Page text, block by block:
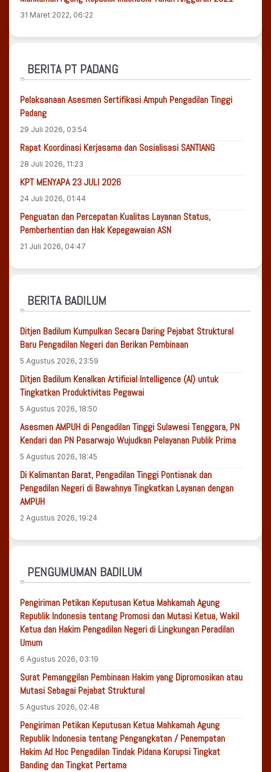
31 Maret 2022, 06:22
BERITA PT PADANG
Pelaksanaan Asesmen Sertifikasi Ampuh Pengadilan Tinggi
Padang
29 Juli 2026, 03:54
Rapat Koordinasi Kerjasama dan Sosialisasi SANTIANG
28 Juli 2026, 11:23
KPT MENYAPA 23 JULI 2026
24 Juli 2026, 01:44
Penguatan dan Percepatan Kualitas Layanan Status,
Pemberhentian dan Hak Kepegawaian ASN
21 Juli 2026, 04:47
BERITA BADILUM
Ditjen Badilum Kumpulkan Secara Daring Pejabat Struktural
Baru Pengadilan Negeri dan Berikan Pembinaan
5 Agustus 2026, 23:59
Ditjen Badilum Kenalkan Artificial Intelligence (AI) untuk
Tingkatkan Produktivitas Pegawai
5 Agustus 2026, 18:50
Asesmen AMPUH di Pengadilan Tinggi Sulawesi Tenggara, PN
Kendari dan PN Pasarwajo Wujudkan Pelayanan Publik Prima
5 Agustus 2026, 18:45
Di Kalimantan Barat, Pengadilan Tinggi Pontianak dan
Pengadilan Negeri di Bawahnya Tingkatkan Layanan dengan
AMPUH
2 Agustus 2026, 19:24
PENGUMUMAN BADILUM
Pengiriman Petikan Keputusan Ketua Mahkamah Agung
Republik Indonesia tentang Promosi dan Mutasi Ketua, Wakil
Ketua dan Hakim Pengadilan Negeri di Lingkungan Peradilan
Umum
6 Agustus 2026, 03:19
Surat Pemanggilan Pembinaan Hakim yang Dipromosikan atau
Mutasi Sebagai Pejabat Struktural
5 Agustus 2026, 02:48
Pengiriman Petikan Keputusan Ketua Mahkamah Agung
Republik Indonesia tentang Pengangkatan / Penempatan
Hakim Ad Hoc Pengadilan Tindak Pidana Korupsi Tingkat
Banding dan Tingkat Pertama